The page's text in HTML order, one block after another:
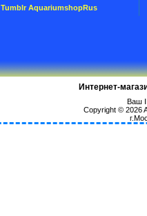
Tumblr AquariumshopRus
Интернет-
Ваш
Copyright © 2026